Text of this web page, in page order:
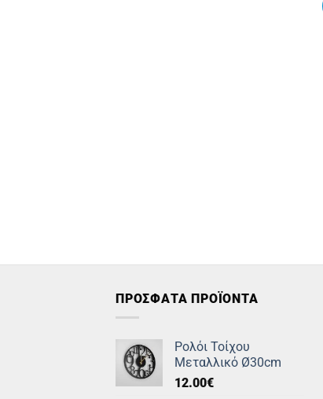
ΠΡΟΣΦΑΤΑ ΠΡΟΪΟΝΤΑ
Ρολόι Τοίχου
Μεταλλικό Ø30cm
12.00€